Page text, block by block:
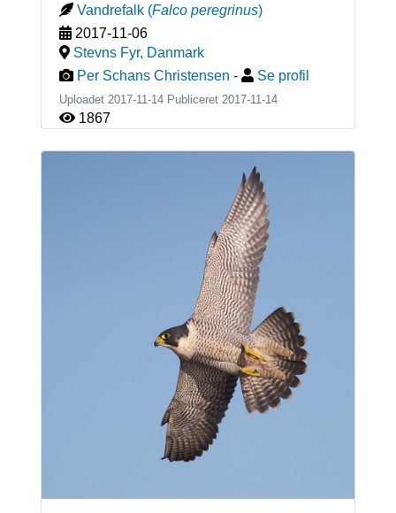
Vandrefalk (Falco peregrinus)
2017-11-06
Stevns Fyr, Danmark
Per Schans Christensen - Se profil
Uploadet 2017-11-14 Publiceret 2017-11-14
1867